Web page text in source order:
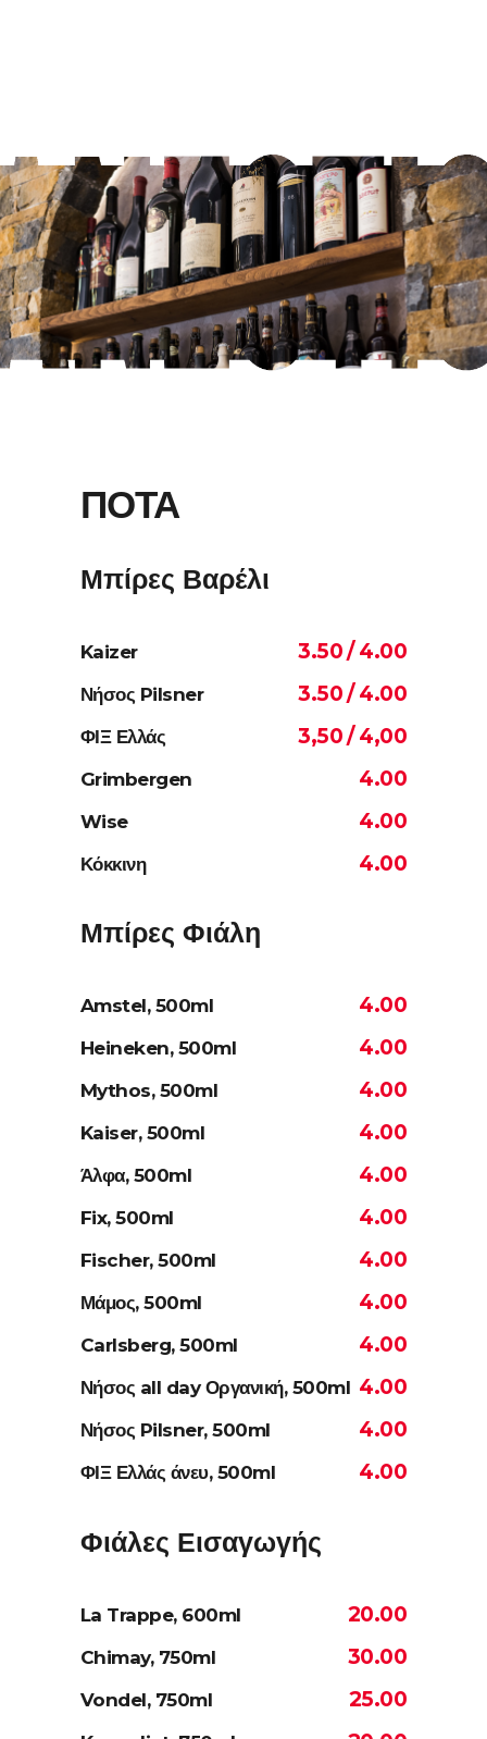
ΠΟΤΑ
Μπίρες Βαρέλι
Kaizer 3.50 / 4.00
Νήσος Pilsner 3.50 / 4.00
ΦΙΞ Ελλάς 3,50 / 4,00
Grimbergen 4.00
Wise 4.00
Κόκκινη 4.00
Μπίρες Φιάλη
Amstel, 500ml 4.00
Heineken, 500ml 4.00
Mythos, 500ml 4.00
Kaiser, 500ml 4.00
Άλφα, 500ml 4.00
Fix, 500ml 4.00
Fischer, 500ml 4.00
Μάμος, 500ml 4.00
Carlsberg, 500ml 4.00
Νήσος all day Οργανική, 500ml 4.00
Νήσος Pilsner, 500ml 4.00
ΦΙΞ Ελλάς άνευ, 500ml 4.00
Φιάλες Εισαγωγής
La Trappe, 600ml 20.00
Chimay, 750ml 30.00
Vondel, 750ml 25.00